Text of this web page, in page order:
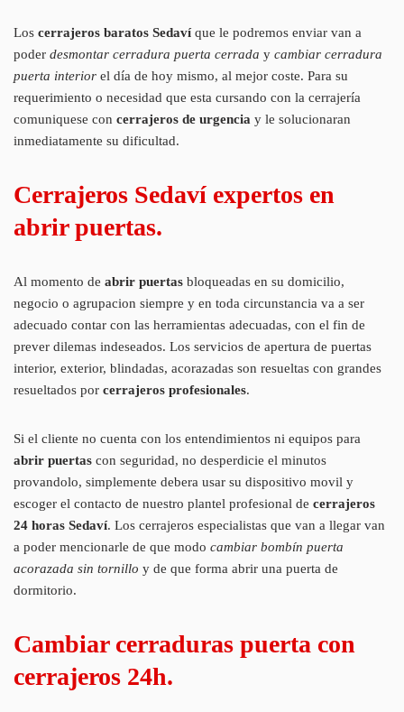
Los cerrajeros baratos Sedavíque le podremos enviar van a
poder desmontar cerradura puerta cerrada y cambiar cerradura
puerta interior el día de hoy mismo, al mejor coste. Para su
requerimiento o necesidad que esta cursando con la cerrajería
comuniquese con cerrajeros de urgencia y le solucionaran
inmediatamente su dificultad.
Cerrajeros Sedaví expertos en
abrir puertas.
Al momento de abrir puertas bloqueadas en su domicilio,
negocio o agrupacion siempre y en toda circunstancia va a ser
adecuado contar con las herramientas adecuadas, con el fin de
prever dilemas indeseados. Los servicios de apertura de puertas
interior, exterior, blindadas, acorazadas son resueltas con grandes
resueltados por cerrajeros profesionales.
Si el cliente no cuenta con los entendimientos ni equipos para
abrir puertas con seguridad, no desperdicie el minutos
provandolo, simplemente debera usar su dispositivo movil y
escoger el contacto de nuestro plantel profesional de cerrajeros
24 horas Sedaví. Los cerrajeros especialistas que van a llegar van
a poder mencionarle de que modo cambiar bombín puerta
acorazada sin tornillo y de que forma abrir una puerta de
dormitorio.
Cambiar cerraduras puerta con
cerrajeros 24h.